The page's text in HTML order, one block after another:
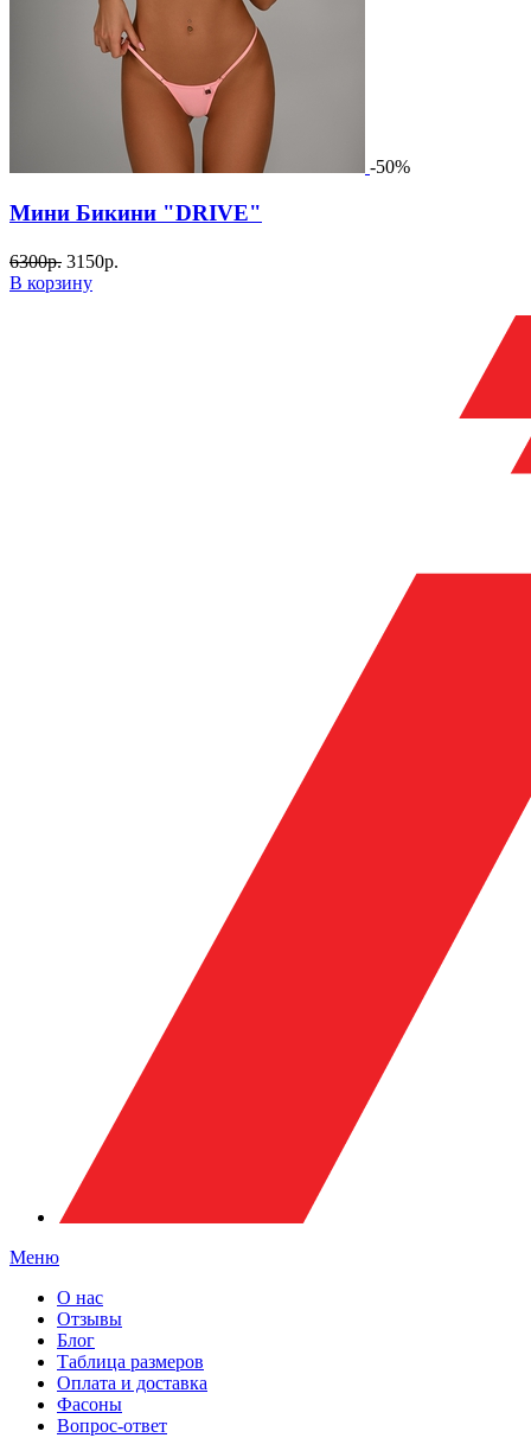
-50%
Мини Бикини "DRIVE"
6300р. 3150р.
В корзину
Меню
О нас
Отзывы
Блог
Таблица размеров
Оплата и доставка
Фасоны
Вопрос-ответ